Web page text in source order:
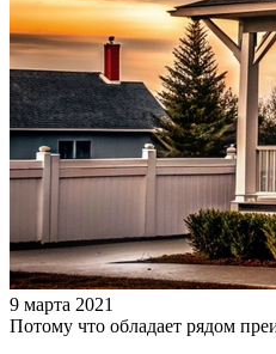
9 марта 2021
Потому что обладает рядом